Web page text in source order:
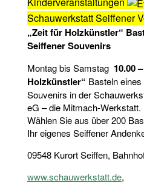
Schauwerkstatt Seiffener
„Zeit für Holzkünstler“
Seiffener Souvenirs
Montag bis Samstag 10.00
Holzkünstler“ Basteln
Souvenirs in der
eG – die Mitmach-Werkstatt.
Wählen Sie aus über 200
Ihr eigenes Seiffener
09548 Kurort Seiffen,
www.schauwerkstatt.de,